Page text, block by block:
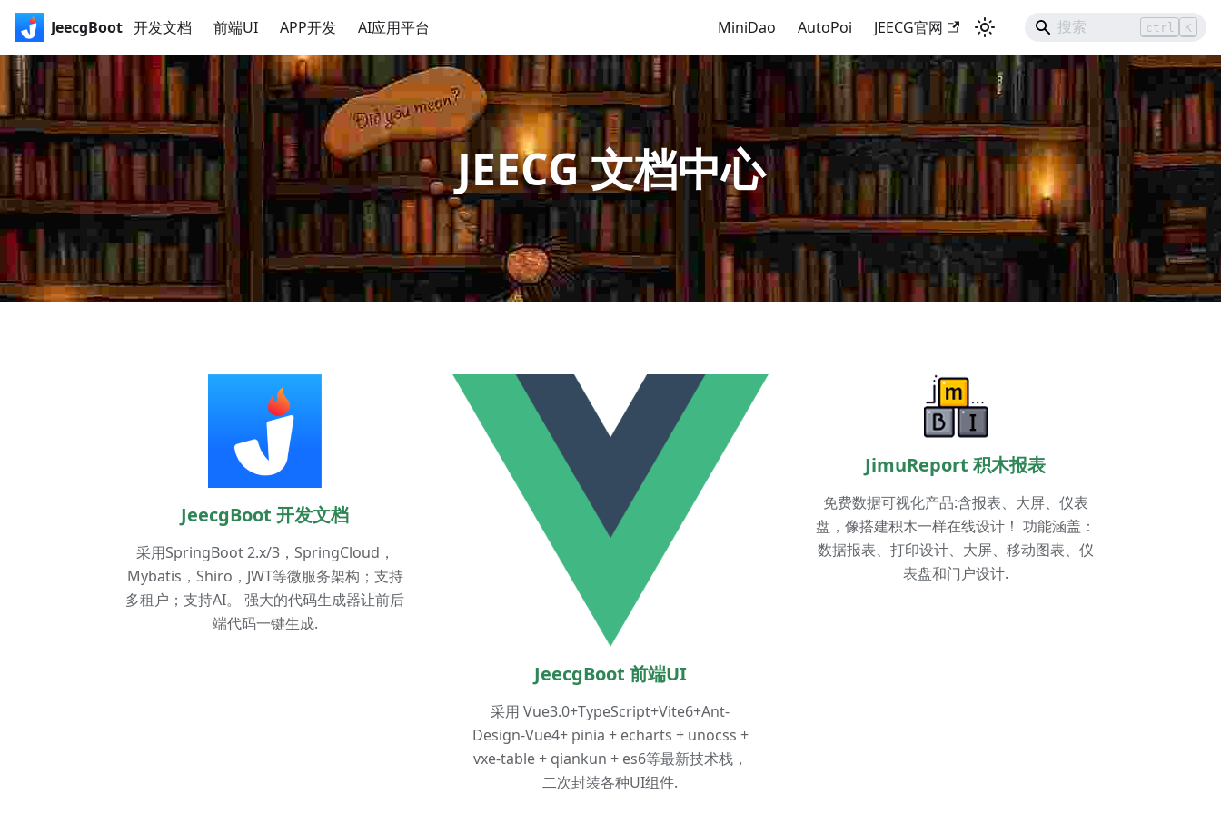
JeecgBoot 开发文档 前端UI APP开发 AI应用平台 MiniDao AutoPoi JEECG官网 ctrl K
JEECG 文档中心
JeecgBoot 开发文档
采用SpringBoot 2.x/3，SpringCloud，
Mybatis，Shiro，JWT等微服务架构；支持
多租户；支持AI。 强大的代码生成器让前后
端代码一键生成.
JeecgBoot 前端UI
采用 Vue3.0+TypeScript+Vite6+Ant-
Design-Vue4+ pinia + echarts + unocss +
vxe-table + qiankun + es6等最新技术栈，
二次封装各种UI组件.
JimuReport 积木报表
免费数据可视化产品:含报表、大屏、仪表
盘，像搭建积木一样在线设计！ 功能涵盖：
数据报表、打印设计、大屏、移动图表、仪
表盘和门户设计.